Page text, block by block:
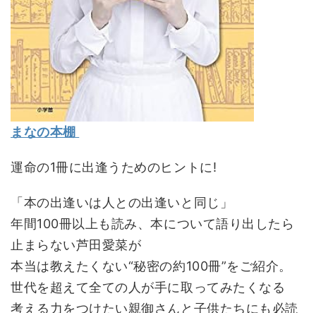
まなの本棚
運命の1冊に出逢うためのヒントに!
「本の出逢いは人との出逢いと同じ」
年間100冊以上も読み、本について語り出したら
止まらない芦田愛菜が
本当は教えたくない“秘密の約100冊”をご紹介。
世代を超えて全ての人が手に取ってみたくなる
考える力をつけたい親御さんと子供たちにも必読